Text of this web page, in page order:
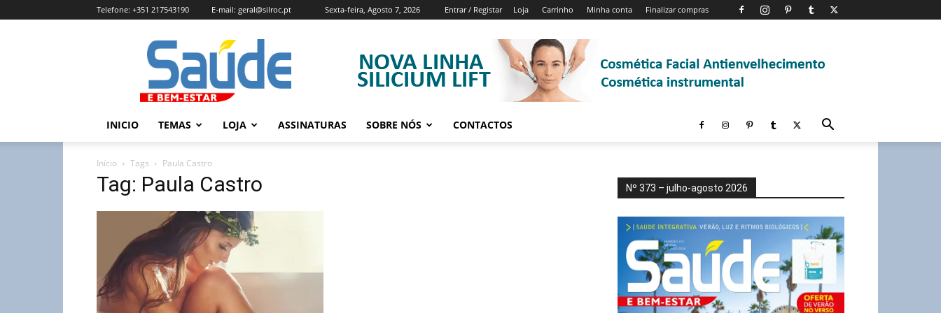
Sexta-feira, Agosto 7, 2026 Entrar / Registar Loja Carrinho Minha conta Finalizar compras
Telefone: +351 217543190 E-mail: geral@silroc.pt
Revista
Saúde
e
Bem
Estar
Edição
INICIO TEMAS LOJA ASSINATURAS SOBRE NÓS CONTACTOS
Início Tags Paula Castro
Tag: Paula Castro Nº 373 – julho-agosto 2026